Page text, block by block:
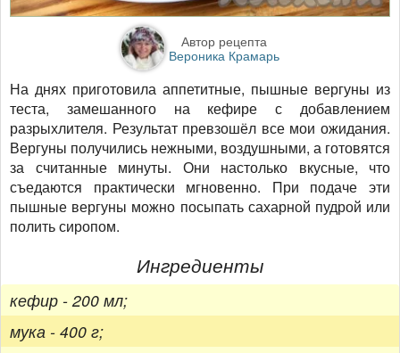
Автор рецепта
Вероника Крамарь
На днях приготовила аппетитные, пышные вергуны из
теста, замешанного на кефире с добавлением
разрыхлителя. Результат превзошёл все мои ожидания.
Вергуны получились нежными, воздушными, а готовятся
за считанные минуты. Они настолько вкусные, что
съедаются практически мгновенно. При подаче эти
пышные вергуны можно посыпать сахарной пудрой или
полить сиропом.
Ингредиенты
кефир - 200 мл;
мука - 400 г;